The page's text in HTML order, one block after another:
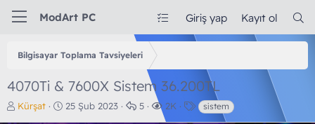
ModArt PC Giriş yap Kayıt ol
Bilgisayar Toplama Tavsiyeleri
4070Ti & 7600X Sistem 36.200TL
K
Kürşat
B
25 Şub 2023
C
5
G
ö
2K
Esistem